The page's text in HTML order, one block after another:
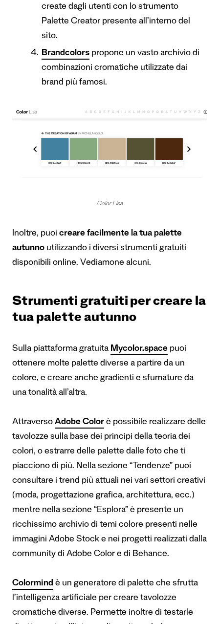
create dagli utenti con lo strumento
Palette Creator presente all’interno del
sito.
Brandcolors propone un vasto archivio di
combinazioni cromatiche utilizzate dai
brand più famosi.
Color Lisa
Inoltre, puoi creare facilmente la tua palette
autunno utilizzando i diversi strumenti gratuiti
disponibili online. Vediamone alcuni.
Strumenti gratuiti per creare la
tua palette autunno
Sulla piattaforma gratuita Mycolor.space puoi
ottenere molte palette diverse a partire da un
colore, e creare anche gradienti e sfumature da
una tonalità all’altra.
Attraverso Adobe Color è possibile realizzare delle
tavolozze sulla base dei principi della teoria dei
colori, o estrarre delle palette dalle foto che ti
piacciono di più. Nella sezione “Tendenze” puoi
consultare i trend più attuali nei vari settori creativi
(moda, progettazione grafica, architettura, ecc.)
mentre nella sezione “Esplora” è presente un
ricchissimo archivio di temi colore presenti nelle
immagini Adobe Stock e nei progetti realizzati dalla
community di Adobe Color e di Behance.
Colormind è un generatore di palette che sfrutta
l’intelligenza artificiale per creare tavolozze
cromatiche diverse. Permette inoltre di testarle